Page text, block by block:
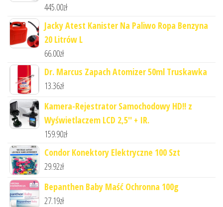
445.00zł
Jacky Atest Kanister Na Paliwo Ropa Benzyna
20 Litrów L
66.00zł
Dr. Marcus Zapach Atomizer 50ml Truskawka
13.36zł
Kamera-Rejestrator Samochodowy HD!! z
Wyświetlaczem LCD 2,5'' + IR.
159.90zł
Condor Konektory Elektryczne 100 Szt
29.92zł
Bepanthen Baby Maść Ochronna 100g
27.19zł